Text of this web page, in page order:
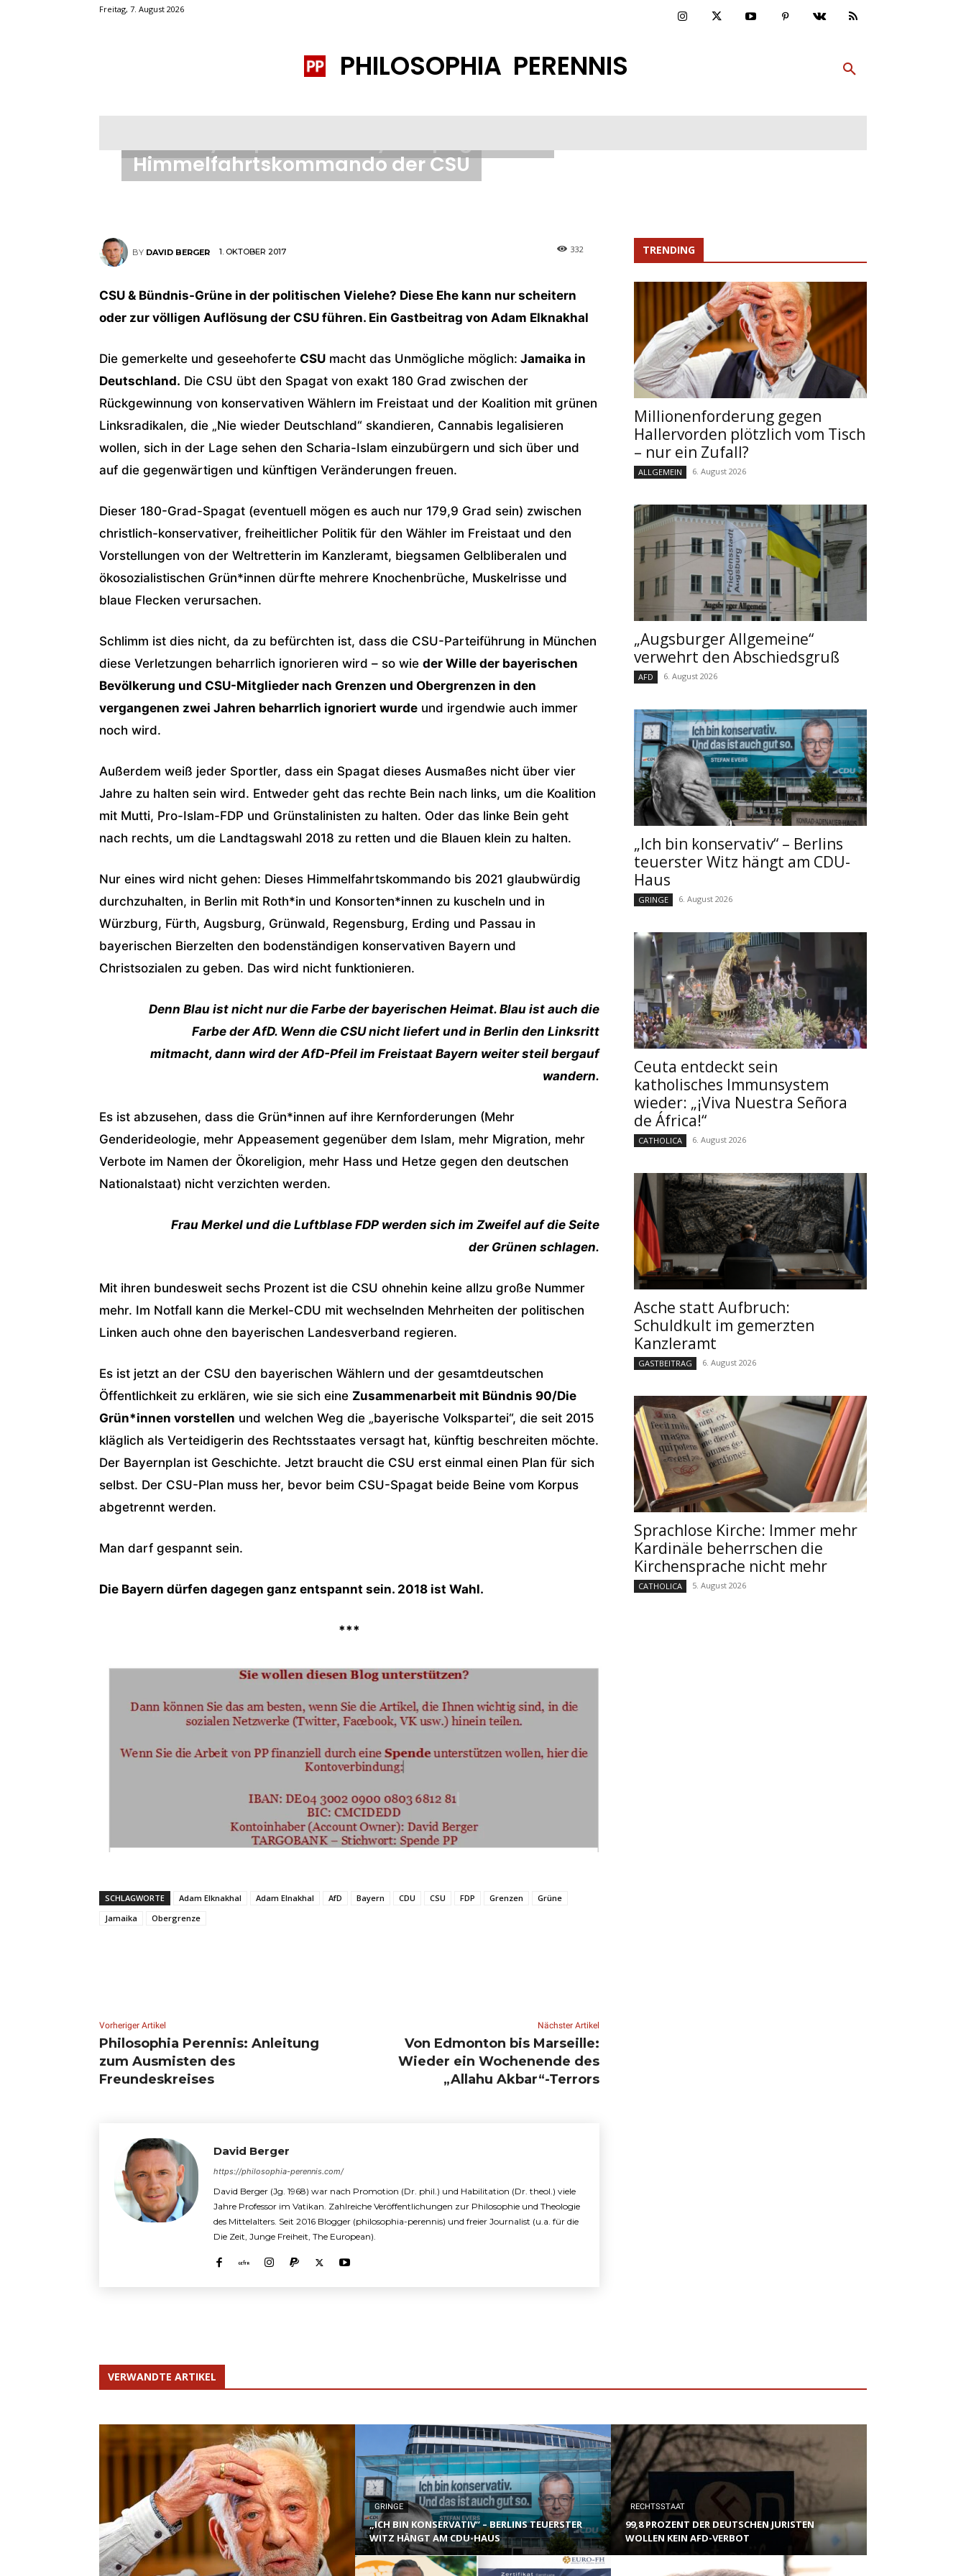
Freitag, 7. August 2026
PHILOSOPHIA PERENNIS
Himmelfahrtskommando der CSU
BY DAVID BERGER 1. OKTOBER 2017 332
CSU & Bündnis-Grüne in der politischen Vielehe? Diese Ehe kann nur scheitern
oder zur völligen Auflösung der CSU führen. Ein Gastbeitrag von Adam Elknakhal
Die gemerkelte und geseehoferte CSU macht das Unmögliche möglich: Jamaika in
Deutschland. Die CSU übt den Spagat von exakt 180 Grad zwischen der
Rückgewinnung von konservativen Wählern im Freistaat und der Koalition mit grünen
Linksradikalen, die „Nie wieder Deutschland“ skandieren, Cannabis legalisieren
wollen, sich in der Lage sehen den Scharia-Islam einzubürgern und sich über und
auf die gegenwärtigen und künftigen Veränderungen freuen.
Dieser 180-Grad-Spagat (eventuell mögen es auch nur 179,9 Grad sein) zwischen
christlich-konservativer, freiheitlicher Politik für den Wähler im Freistaat und den
Vorstellungen von der Weltretterin im Kanzleramt, biegsamen Gelbliberalen und
ökosozialistischen Grün*innen dürfte mehrere Knochenbrüche, Muskelrisse und
blaue Flecken verursachen.
Schlimm ist dies nicht, da zu befürchten ist, dass die CSU-Parteiführung in München
diese Verletzungen beharrlich ignorieren wird – so wie der Wille der bayerischen
Bevölkerung und CSU-Mitglieder nach Grenzen und Obergrenzen in den
vergangenen zwei Jahren beharrlich ignoriert wurde und irgendwie auch immer
noch wird.
Außerdem weiß jeder Sportler, dass ein Spagat dieses Ausmaßes nicht über vier
Jahre zu halten sein wird. Entweder geht das rechte Bein nach links, um die Koalition
mit Mutti, Pro-Islam-FDP und Grünstalinisten zu halten. Oder das linke Bein geht
nach rechts, um die Landtagswahl 2018 zu retten und die Blauen klein zu halten.
Nur eines wird nicht gehen: Dieses Himmelfahrtskommando bis 2021 glaubwürdig
durchzuhalten, in Berlin mit Roth*in und Konsorten*innen zu kuscheln und in
Würzburg, Fürth, Augsburg, Grünwald, Regensburg, Erding und Passau in
bayerischen Bierzelten den bodenständigen konservativen Bayern und
Christsozialen zu geben. Das wird nicht funktionieren.
Denn Blau ist nicht nur die Farbe der bayerischen Heimat. Blau ist auch die
Farbe der AfD. Wenn die CSU nicht liefert und in Berlin den Linksritt
mitmacht, dann wird der AfD-Pfeil im Freistaat Bayern weiter steil bergauf
wandern.
Es ist abzusehen, dass die Grün*innen auf ihre Kernforderungen (Mehr
Genderideologie, mehr Appeasement gegenüber dem Islam, mehr Migration, mehr
Verbote im Namen der Ökoreligion, mehr Hass und Hetze gegen den deutschen
Nationalstaat) nicht verzichten werden.
Frau Merkel und die Luftblase FDP werden sich im Zweifel auf die Seite
der Grünen schlagen.
Mit ihren bundesweit sechs Prozent ist die CSU ohnehin keine allzu große Nummer
mehr. Im Notfall kann die Merkel-CDU mit wechselnden Mehrheiten der politischen
Linken auch ohne den bayerischen Landesverband regieren.
Es ist jetzt an der CSU den bayerischen Wählern und der gesamtdeutschen
Öffentlichkeit zu erklären, wie sie sich eine Zusammenarbeit mit Bündnis 90/Die
Grün*innen vorstellen und welchen Weg die „bayerische Volkspartei“, die seit 2015
kläglich als Verteidigerin des Rechtsstaates versagt hat, künftig beschreiten möchte.
Der Bayernplan ist Geschichte. Jetzt braucht die CSU erst einmal einen Plan für sich
selbst. Der CSU-Plan muss her, bevor beim CSU-Spagat beide Beine vom Korpus
abgetrennt werden.
Man darf gespannt sein.
Die Bayern dürfen dagegen ganz entspannt sein. 2018 ist Wahl.
***
SCHLAGWORTE Adam Elknakhal Adam Elnakhal AfD Bayern CDU CSU FDP Grenzen
Grüne
Jamaika
Obergrenze
Vorheriger Artikel
Philosophia Perennis: Anleitung
zum Ausmisten des
Freundeskreises
Nächster Artikel
Von Edmonton bis Marseille:
Wieder ein Wochenende des
„Allahu Akbar“-Terrors
David Berger
https://philosophia-perennis.com/
David Berger (Jg. 1968) war nach Promotion (Dr. phil.) und Habilitation (Dr. theol.) viele
Jahre Professor im Vatikan. Zahlreiche Veröffentlichungen zur Philosophie und Theologie
des Mittelalters. Seit 2016 Blogger (philosophia-perennis) und freier Journalist (u.a. für die
Die Zeit, Junge Freiheit, The European).
TRENDING
Millionenforderung gegen
Hallervorden plötzlich vom Tisch
– nur ein Zufall?
ALLGEMEIN 6. August 2026
„Augsburger Allgemeine“
verwehrt den Abschiedsgruß
AFD 6. August 2026
„Ich bin konservativ“ – Berlins
teuerster Witz hängt am CDU-
Haus
GRINGE 6. August 2026
Ceuta entdeckt sein
katholisches Immunsystem
wieder: „¡Viva Nuestra Señora
de África!“
CATHOLICA 6. August 2026
Asche statt Aufbruch:
Schuldkult im gemerzten
Kanzleramt
GASTBEITRAG 6. August 2026
Sprachlose Kirche: Immer mehr
Kardinäle beherrschen die
Kirchensprache nicht mehr
CATHOLICA 5. August 2026
VERWANDTE ARTIKEL
GRINGE
„ICH BIN KONSERVATIV“ – BERLINS TEUERSTER
WITZ HÄNGT AM CDU-HAUS
RECHTSSTAAT
99,8 PROZENT DER DEUTSCHEN JURISTEN
WOLLEN KEIN AFD-VERBOT